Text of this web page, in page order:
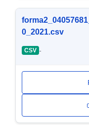
0_2021.csv
CSV -